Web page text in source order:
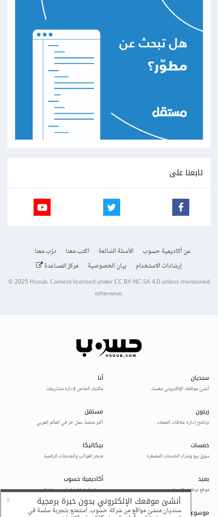
تابعنا على
عن أكاديمية حسوب الأسئلة الشائعة اكتب معنا
درّب معنا
إرشادات الاستخدام
بيان الخصوصية مركز المساعدة
© 2025Hsoub.Content licensed underCC BY-NC-SA 4.0unless mentioned
otherwise.